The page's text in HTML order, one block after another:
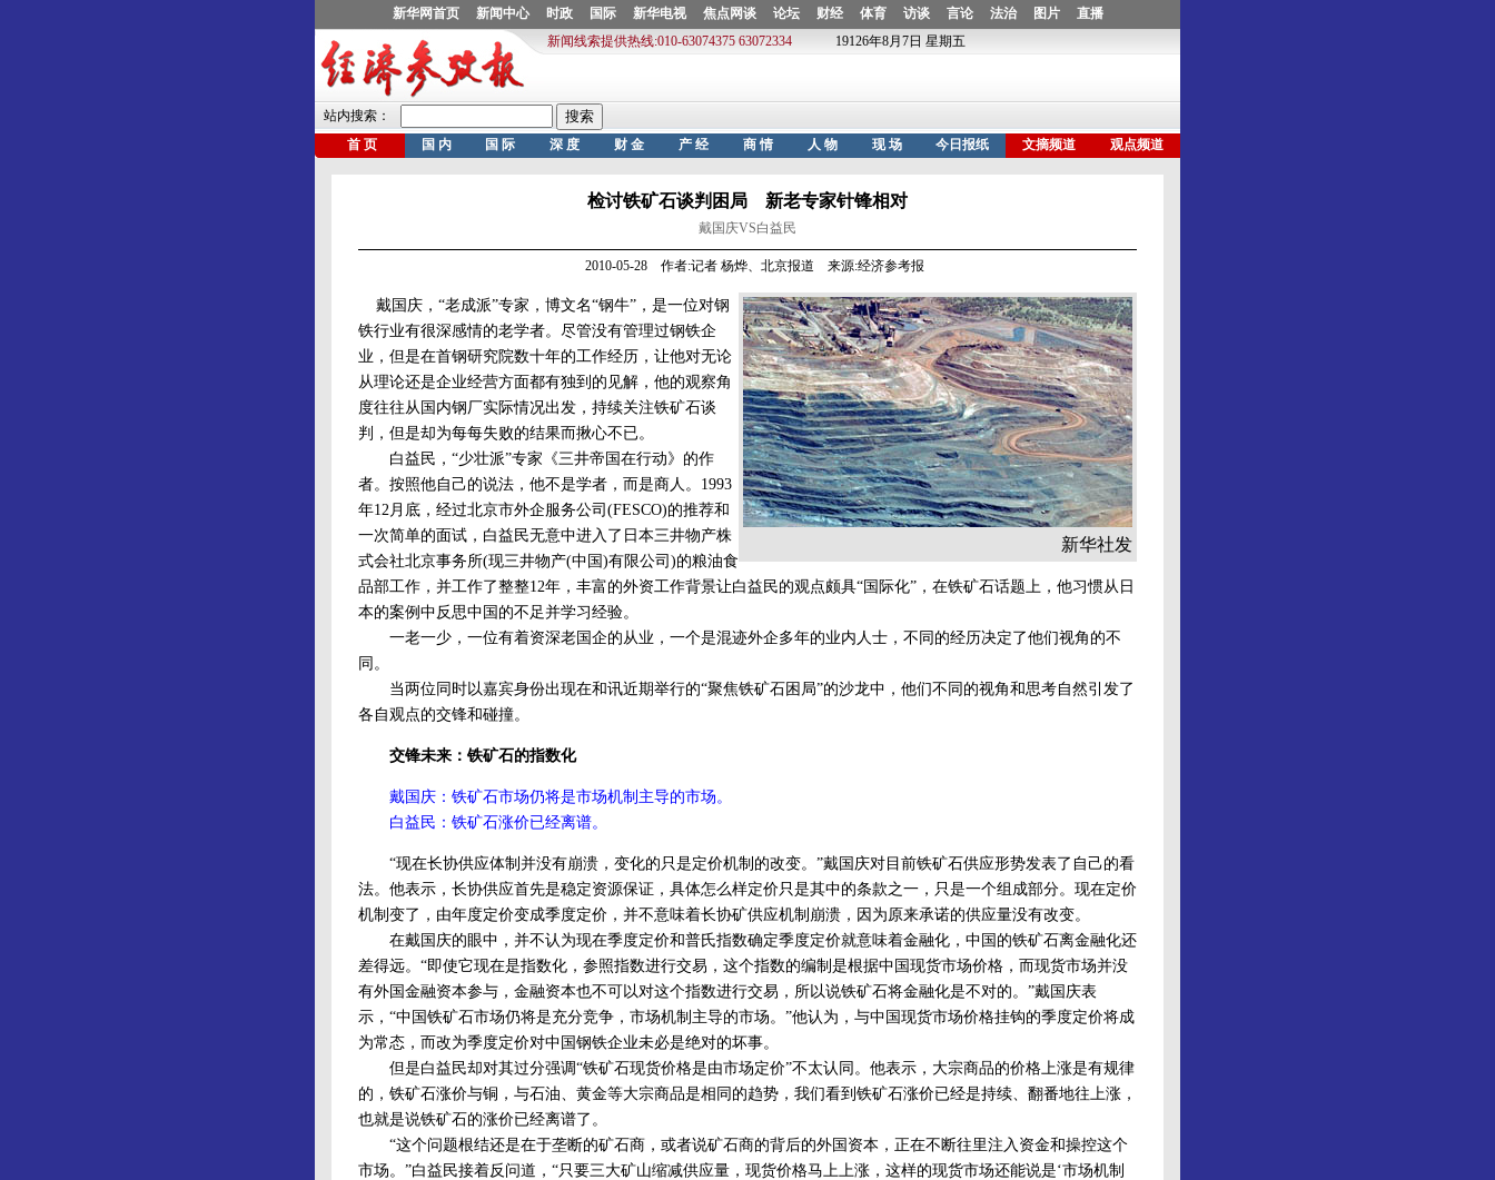
检讨铁矿石谈判困局 新老专家针锋相对
戴国庆VS白益民
2010-05-28 作者:记者 杨烨、北京报道 来源:经济参考报
新华社发
戴国庆，“老成派”专家，博文名“钢牛”，是一位对钢
铁行业有很深感情的老学者。尽管没有管理过钢铁企
业，但是在首钢研究院数十年的工作经历，让他对无论
从理论还是企业经营方面都有独到的见解，他的观察角
度往往从国内钢厂实际情况出发，持续关注铁矿石谈
判，但是却为每每失败的结果而揪心不已。
白益民，“少壮派”专家《三井帝国在行动》的作
者。按照他自己的说法，他不是学者，而是商人。1993
年12月底，经过北京市外企服务公司(FESCO)的推荐和
一次简单的面试，白益民无意中进入了日本三井物产株
式会社北京事务所(现三井物产(中国)有限公司)的粮油食
品部工作，并工作了整整12年，丰富的外资工作背景让白益民的观点颇具“国际化”，在铁矿石话题上，他习惯从日
本的案例中反思中国的不足并学习经验。
一老一少，一位有着资深老国企的从业，一个是混迹外企多年的业内人士，不同的经历决定了他们视角的不
同。
当两位同时以嘉宾身份出现在和讯近期举行的“聚焦铁矿石困局”的沙龙中，他们不同的视角和思考自然引发了
各自观点的交锋和碰撞。
交锋未来：铁矿石的指数化
戴国庆：铁矿石市场仍将是市场机制主导的市场。
白益民：铁矿石涨价已经离谱。
“现在长协供应体制并没有崩溃，变化的只是定价机制的改变。”戴国庆对目前铁矿石供应形势发表了自己的看
法。他表示，长协供应首先是稳定资源保证，具体怎么样定价只是其中的条款之一，只是一个组成部分。现在定价
机制变了，由年度定价变成季度定价，并不意味着长协矿供应机制崩溃，因为原来承诺的供应量没有改变。
在戴国庆的眼中，并不认为现在季度定价和普氏指数确定季度定价就意味着金融化，中国的铁矿石离金融化还
差得远。“即使它现在是指数化，参照指数进行交易，这个指数的编制是根据中国现货市场价格，而现货市场并没
有外国金融资本参与，金融资本也不可以对这个指数进行交易，所以说铁矿石将金融化是不对的。”戴国庆表
示，“中国铁矿石市场仍将是充分竞争，市场机制主导的市场。”他认为，与中国现货市场价格挂钩的季度定价将成
为常态，而改为季度定价对中国钢铁企业未必是绝对的坏事。
但是白益民却对其过分强调“铁矿石现货价格是由市场定价”不太认同。他表示，大宗商品的价格上涨是有规律
的，铁矿石涨价与铜，与石油、黄金等大宗商品是相同的趋势，我们看到铁矿石涨价已经是持续、翻番地往上涨，
也就是说铁矿石的涨价已经离谱了。
“这个问题根结还是在于垄断的矿石商，或者说矿石商的背后的外国资本，正在不断往里注入资金和操控这个
市场。”白益民接着反问道，“只要三大矿山缩减供应量，现货价格马上上涨，这样的现货市场还能说是‘市场机制